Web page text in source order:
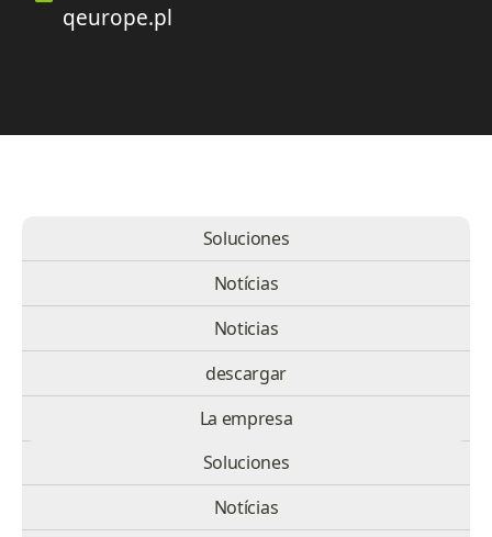
qeurope.pl
Soluciones
Notícias
Noticias
descargar
La empresa
GTC
Soluciones
Notícias